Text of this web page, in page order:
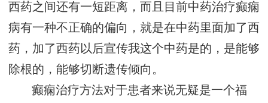
西药之间还有一短距离，而且目前中药治疗癫痫
病有一种不正确的偏向，就是在中药里面加了西
药，加了西药以后宣传我这个中药是的，是能够
除根的，能够切断遗传倾向。
癫痫治疗方法对于患者来说无疑是一个福